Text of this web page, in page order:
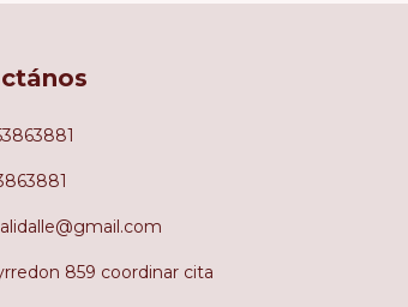
859 coordinar cita